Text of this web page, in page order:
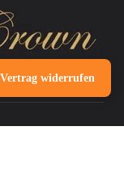
Vertrag widerrufen